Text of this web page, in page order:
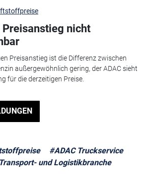
nicht
Preisanstieg ist die Differenz zwischen
außergewöhnlich gering, der ADAC sieht
für die derzeitigen Preise.
#ADAC Truckservice
und Logistikbranche